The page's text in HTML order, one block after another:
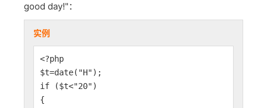
good day!"：
实例
<?php
$t=date("H");
if ($t<"20")
{